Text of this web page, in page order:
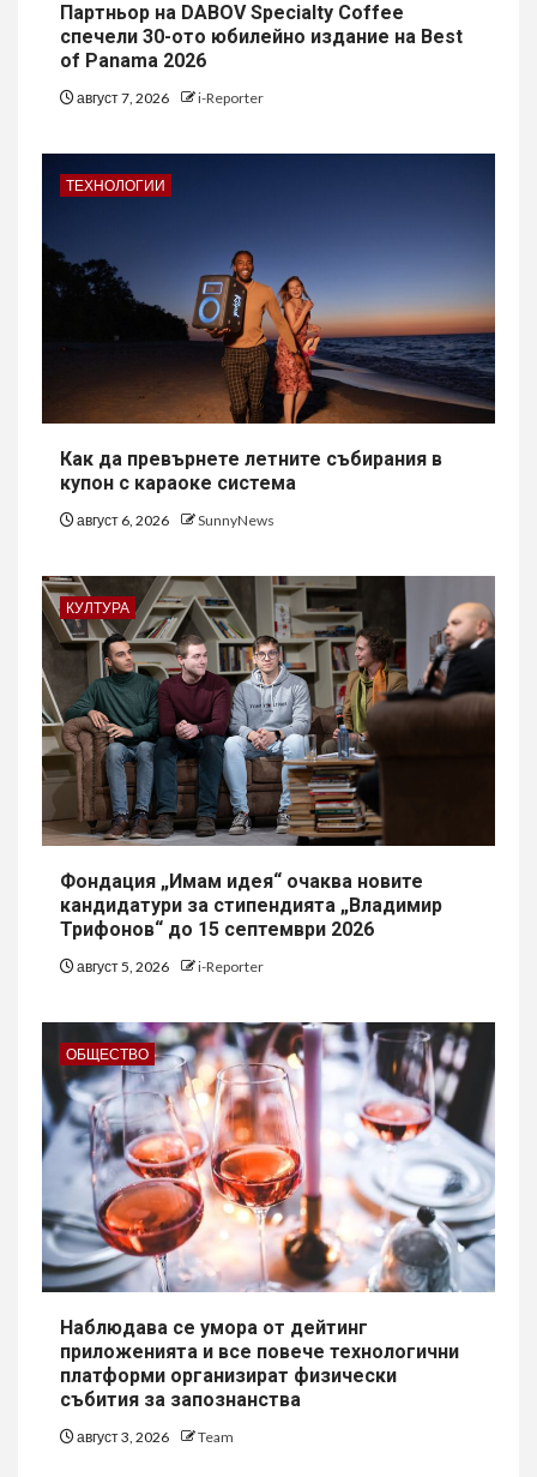
Партньор на DABOV Specialty Coffee
спечели 30-ото юбилейно издание на Best
of Panama 2026
август 7, 2026 i-Reporter
ТЕХНОЛОГИИ
Как да превърнете летните събирания в
купон с караоке система
август 6, 2026 SunnyNews
КУЛТУРА
Фондация „Имам идея“ очаква новите
кандидатури за стипендията „Владимир
Трифонов“ до 15 септември 2026
август 5, 2026 i-Reporter
ОБЩЕСТВО
Наблюдава се умора от дейтинг
приложенията и все повече технологични
платформи организират физически
събития за запознанства
август 3, 2026 Team